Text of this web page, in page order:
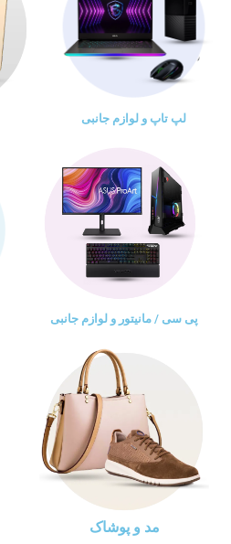
لپ تاپ و لوازم جانبی
پی سی / مانیتور و لوازم جانبی
مد و پوشاک